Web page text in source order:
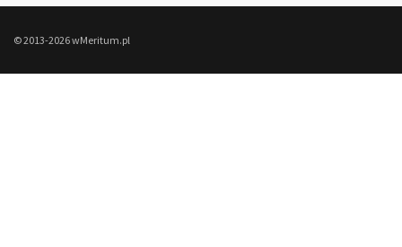
© 2013-2026 wMeritum.pl